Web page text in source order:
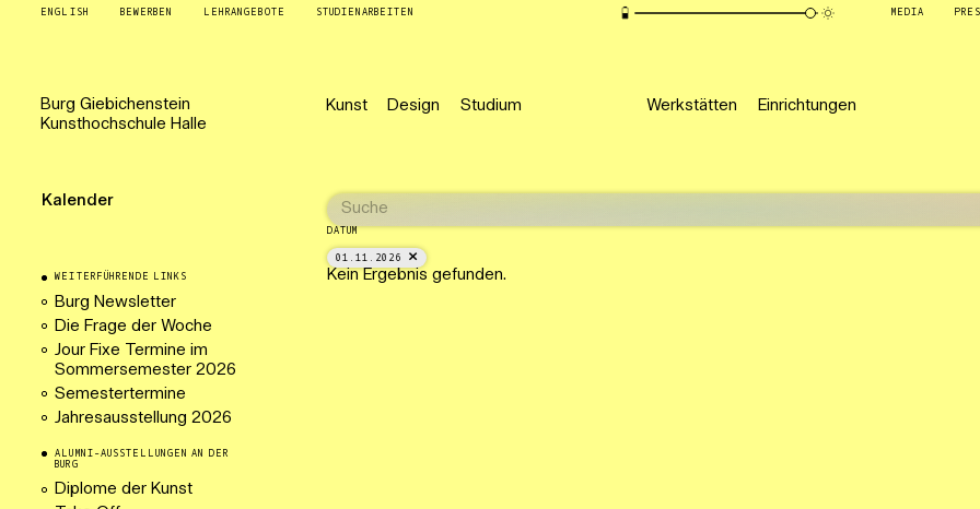
ENGLISH BEWERBEN LEHRANGEBOTE STUDIENARBEITEN MEDIA
Burg Giebichenstein
Kunsthochschule Halle
Kunst Design Studium Werkstätten Einrichtungen
DATUM
01.11.2026
Kein Ergebnis gefunden.
Kalender
WEITERFÜHRENDE LINKS
Burg Newsletter
Die Frage der Woche
Jour Fixe Termine im
Sommersemester 2026
Semestertermine
Jahresausstellung 2026
ALUMNI-AUSSTELLUNGEN AN DER
BURG
Diplome der Kunst